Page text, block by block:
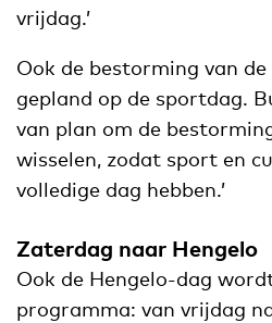
vrijdag.’
Ook de bestorming van
gepland op de sportdag.
van plan om de
wisselen, zodat sport en
volledige dag hebben.’
Zaterdag naar Hengelo
Ook de Hengelo-dag
programma: van vrijdag